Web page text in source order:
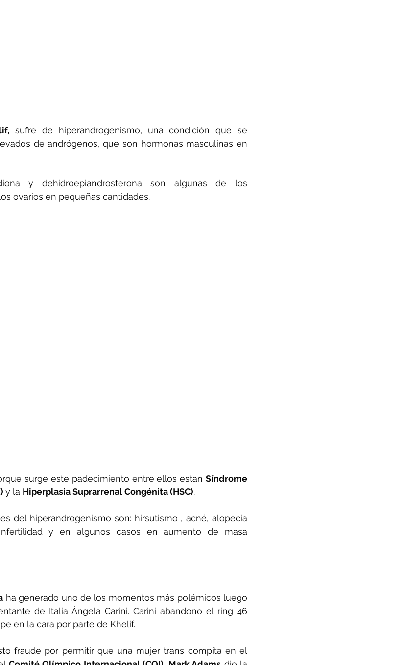
sufre de hiperandrogenismo, una condición que se
de andrógenos, que son hormonas masculinas en
y dehidroepiandrosterona son algunas de los
ovarios en pequeñas cantidades.
surge este padecimiento entre ellos estan Síndrome
y la Hiperplasia Suprarrenal Congénita (HSC).
del hiperandrogenismo son: hirsutismo , acné, alopecia
infertilidad y en algunos casos en aumento de masa
ha generado uno de los momentos más polémicos luego
de Italia Ángela Carini. Carini abandono el ring 46
en la cara por parte de Khelif.
fraude por permitir que una mujer trans compita en el